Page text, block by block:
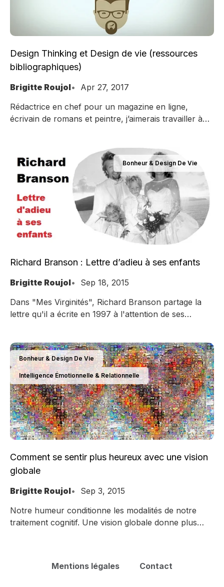
Design Thinking et Design de vie (ressources
bibliographiques)
Brigitte Roujol
Apr 27, 2017
Rédactrice en chef pour un magazine en ligne,
écrivain de romans et peintre, j’aimerais travailler à
Bonheur & Design De Vie
Richard Branson : Lettre d’adieu à ses enfants
Brigitte Roujol
Sep 18, 2015
Dans "Mes Virginités", Richard Branson partage la
lettre qu'il a écrite en 1997 à l'attention de ses
Bonheur & Design De Vie
Intelligence Émotionnelle & Relationnelle
Comment se sentir plus heureux avec une vision
globale
Brigitte Roujol
Sep 3, 2015
Notre humeur conditionne les modalités de notre
traitement cognitif. Une vision globale donne plus
Mentions légales Contact